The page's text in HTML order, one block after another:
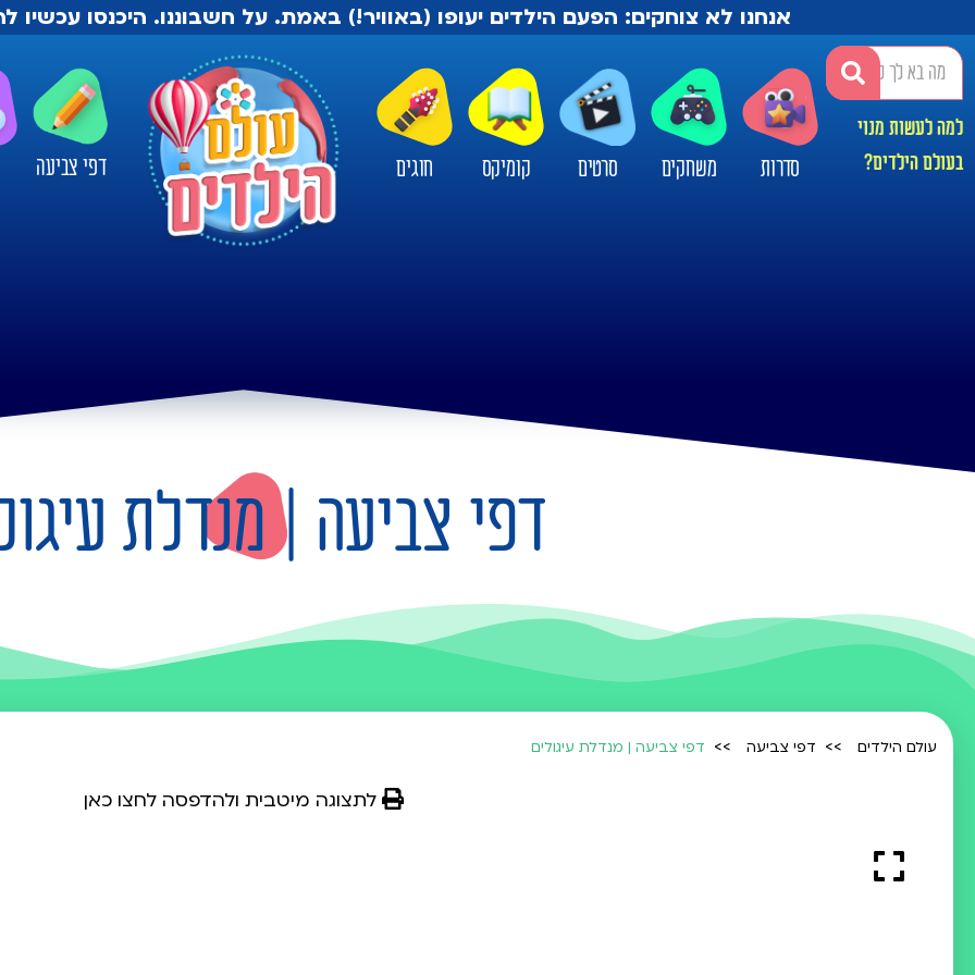
אנחנו לא צוחקים: הפעם הילדים יעופו (באוויר!) באמת. על חשבוננו. היכנסו עכשיו
למה לעשות מנוי
בעולם הילדים?
סדרות משחקים סרטים קומיקס חוגים דפי צביעה
דפי צביעה | מנדלת
עולם הילדים דפי צביעה דפי צביעה | מנדלת עיגולים
לתצוגה מיטבית ולהדפסה לחצו כאן